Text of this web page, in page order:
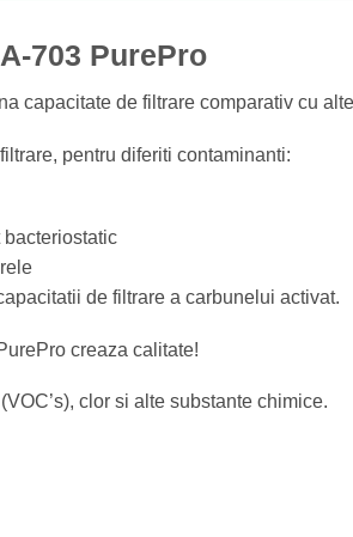
703 PurePro
capacitate de filtrare comparativ cu
pentru diferiti contaminanti:
de filtrare a carbunelui activat.
creaza calitate!
clor si alte substante chimice.